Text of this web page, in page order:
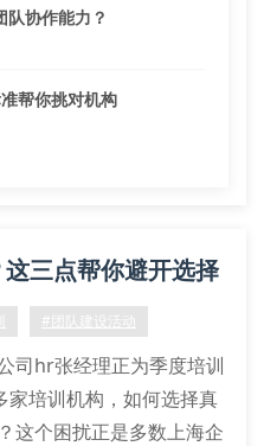
队协作能力？
帮你挑对机构
三点帮你避开选择
#团队建设活动
司hr张经理正为季度培训
家培训机构，如何选择真
这个困扰正是多数上海企